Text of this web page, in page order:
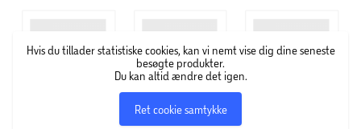
City sæt (sælges separat), og oplev flere eventyr.
Affaldssorteringsvogn via LEGO Builder appen, hvor de kan
Hvis du tillader statistiske cookies, kan vi nemt vise dig dine seneste
besøgte produkter.
Du kan altid ændre det igen.
Ret cookie samtykke